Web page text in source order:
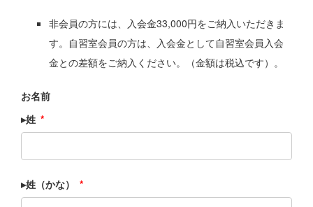
非会員の方には、入会金33,000円をご納入いただきま
す。自習室会員の方は、入会金として自習室会員入会
金との差額をご納入ください。（金額は税込です）。
お名前
▸姓 *
▸姓（かな） *